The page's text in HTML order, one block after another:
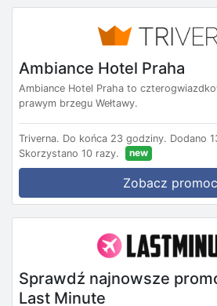
Ambiance Hotel Praha
Ambiance Hotel Praha to
prawym brzegu Wełtawy.
Triverna. Do końca 23 godziny. Dodano
Skorzystano 10 razy.
new
Zobacz
Sprawdź najnowsze
Last Minute